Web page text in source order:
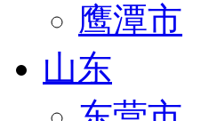
鹰潭市
山东